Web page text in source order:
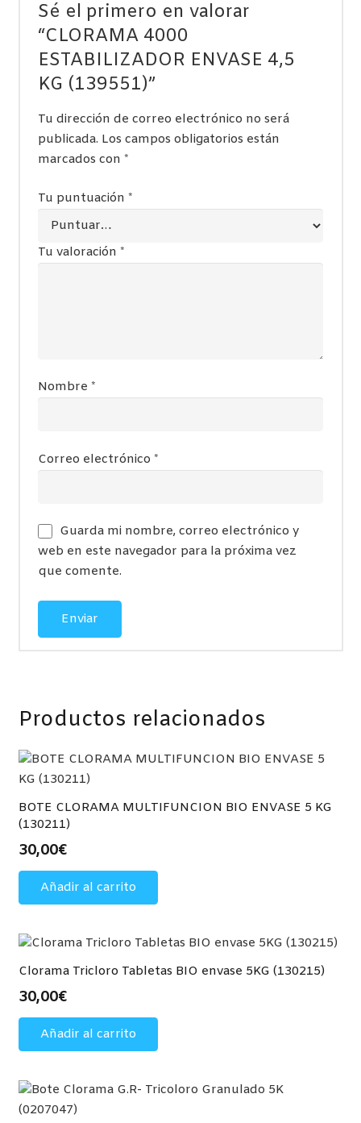
Sé el primero en valorar
“CLORAMA 4000
ESTABILIZADOR ENVASE 4,5
KG (139551)”
Tu dirección de correo electrónico no será
publicada. Los campos obligatorios están
marcados con *
Tu puntuación *
Tu valoración *
Nombre *
Correo electrónico *
Guarda mi nombre, correo electrónico y
web en este navegador para la próxima vez
que comente.
Productos relacionados
BOTE CLORAMA MULTIFUNCION BIO ENVASE 5 KG
(130211)
30,00€
Añadir al carrito
Clorama Tricloro Tabletas BIO envase 5KG (130215)
30,00€
Añadir al carrito